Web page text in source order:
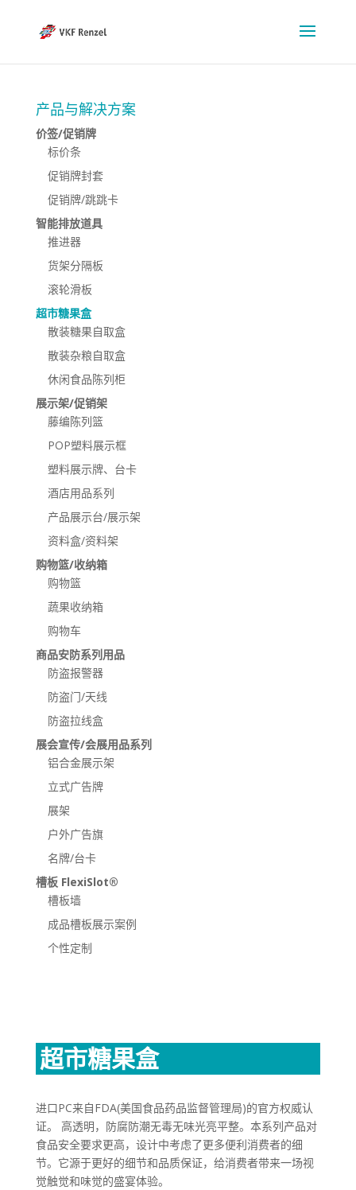
产品与解决方案
价签/促销牌
标价条
促销牌封套
促销牌/跳跳卡
智能排放道具
推进器
货架分隔板
滚轮滑板
超市糖果盒
散装糖果自取盒
散装杂粮自取盒
休闲食品陈列柜
展示架/促销架
藤编陈列篮
POP塑料展示框
塑料展示牌、台卡
酒店用品系列
产品展示台/展示架
资料盒/资料架
购物篮/收纳箱
购物篮
蔬果收纳箱
购物车
商品安防系列用品
防盗报警器
防盗门/天线
防盗拉线盒
展会宣传/会展用品系列
铝合金展示架
立式广告牌
展架
户外广告旗
名牌/台卡
槽板 FlexiSlot®
槽板墙
成品槽板展示案例
个性定制
超市糖果盒
进口PC来自FDA(美国食品药品监督管理局)的官方权威认
证。 高透明，防腐防潮无毒无味光亮平整。本系列产品对
食品安全要求更高，设计中考虑了更多便利消费者的细
节。它源于更好的细节和品质保证，给消费者带来一场视
觉触觉和味觉的盛宴体验。